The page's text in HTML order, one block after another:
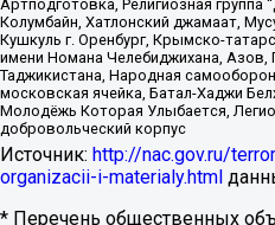
Артподготовка, Религиозная группа
Колумбайн, Хатлонский джамаат,
Кушкуль г. Оренбург, Крымско-
имени Номана Челебиджихана,
Таджикистана, Народная
московская ячейка, Батал-Хаджи
Молодёжь Которая Улыбается,
добровольческий корпус
Источник: http://nac.gov.ru/
organizacii-i-materialy.html
* Перечень общественных